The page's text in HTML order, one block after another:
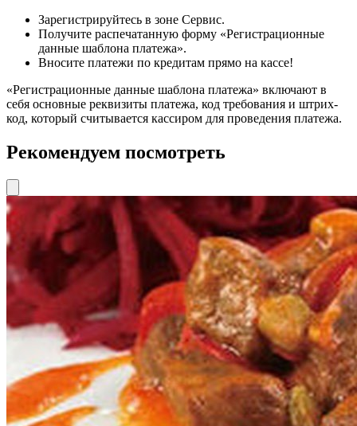
Зарегистрируйтесь в зоне Сервис.
Получите распечатанную форму «Регистрационные
данные шаблона платежа».
Вносите платежи по кредитам прямо на кассе!
«Регистрационные данные шаблона платежа» включают в
себя основные реквизиты платежа, код требования и штрих-
код, который считывается кассиром для проведения платежа.
Рекомендуем посмотреть